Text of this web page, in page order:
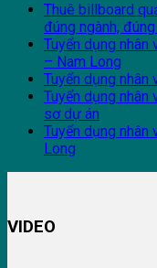
Thuê billboard
đúng ngành,
Tuyển dụng nhân
– Nam Long
Tuyển dụng
Tuyển dụng
sơ dự án
Tuyển dụng
Long
VIDEO